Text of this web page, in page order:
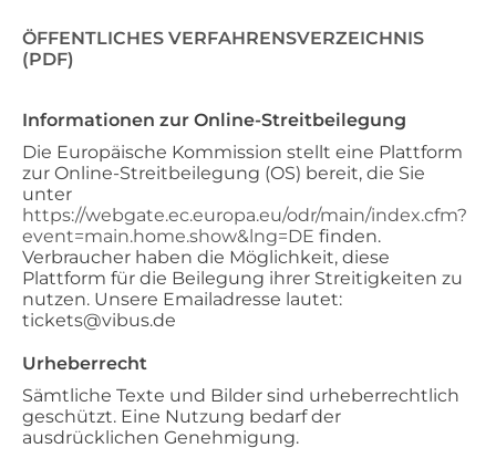
ÖFFENTLICHES VERFAHRENSVERZEICHNIS
(PDF)
Informationen zur Online-Streitbeilegung
Die Europäische Kommission stellt eine Plattform
zur Online-Streitbeilegung (OS) bereit, die Sie
unter
https://webgate.ec.europa.eu/odr/main/index.cfm?
event=main.home.show&lng=DE finden.
Verbraucher haben die Möglichkeit, diese
Plattform für die Beilegung ihrer Streitigkeiten zu
nutzen. Unsere Emailadresse lautet:
tickets@vibus.de
Urheberrecht
Sämtliche Texte und Bilder sind urheberrechtlich
geschützt. Eine Nutzung bedarf der
ausdrücklichen Genehmigung.